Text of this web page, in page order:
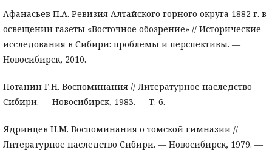
Афанасьев П.А. Ревизия Алтайского горного округа 1882 г. в
освещении газеты «Восточное обозрение» // Исторические
исследования в Сибири: проблемы и перспективы. —
Новосибирск, 2010.
Потанин Г.Н. Воспоминания // Литературное наследство
Сибири. — Новосибирск, 1983. — Т. 6.
Ядринцев Н.М. Воспоминания о томской гимназии //
Литературное наследство Сибири. — Новосибирск, 1979. —